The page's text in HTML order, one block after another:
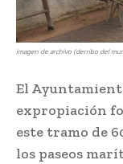
imagen de archivo (derribo del
El
expropiación
este tramo de
los paseos